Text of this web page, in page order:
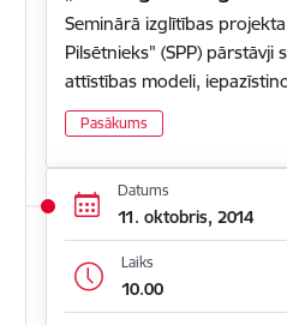
Seminārā izglītības
Pilsētnieks" (SPP) pārstāvji
attīstības modeli,
Pasākums
Datums
11. oktobris, 2014
Laiks
10.00